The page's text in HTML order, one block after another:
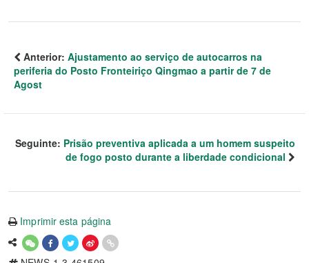
Anterior: Ajustamento ao serviço de autocarros na
periferia do Posto Fronteiriço Qingmao a partir de 7 de
Agost
Seguinte: Prisão preventiva aplicada a um homem suspeito
de fogo posto durante a liberdade condicional
Imprimir esta página